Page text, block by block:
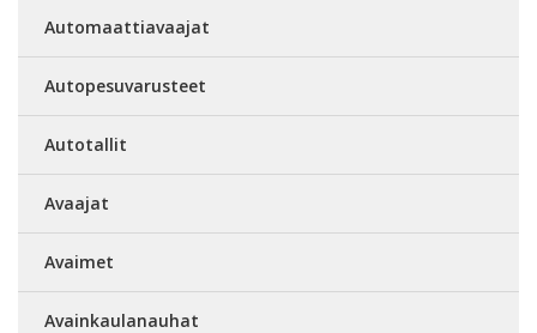
Automaattiavaajat
Autopesuvarusteet
Autotallit
Avaajat
Avaimet
Avainkaulanauhat